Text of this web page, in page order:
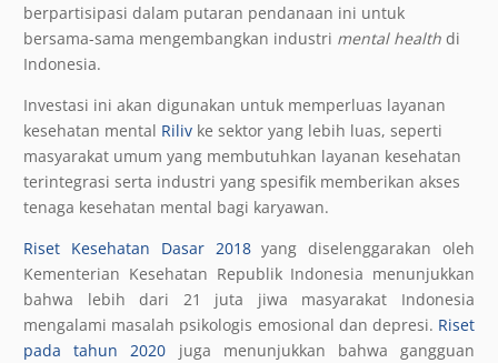
berpartisipasi dalam putaran pendanaan ini untuk
bersama-sama mengembangkan industri mental health di
Indonesia.
Investasi ini akan digunakan untuk memperluas layanan
kesehatan mental Riliv ke sektor yang lebih luas, seperti
masyarakat umum yang membutuhkan layanan kesehatan
terintegrasi serta industri yang spesifik memberikan akses
tenaga kesehatan mental bagi karyawan.
Riset Kesehatan Dasar 2018yang diselenggarakan oleh
Kementerian Kesehatan Republik Indonesia menunjukkan
bahwa lebih dari 21 juta jiwa masyarakat Indonesia
mengalami masalah psikologis emosional dan depresi. Riset
pada tahun 2020 juga menunjukkan bahwa gangguan